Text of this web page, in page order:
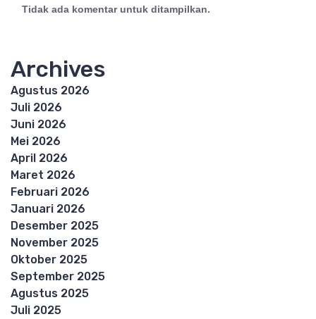
Tidak ada komentar untuk ditampilkan.
Archives
Agustus 2026
Juli 2026
Juni 2026
Mei 2026
April 2026
Maret 2026
Februari 2026
Januari 2026
Desember 2025
November 2025
Oktober 2025
September 2025
Agustus 2025
Juli 2025